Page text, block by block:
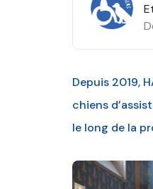
Depuis 2019,
chiens
le long de la